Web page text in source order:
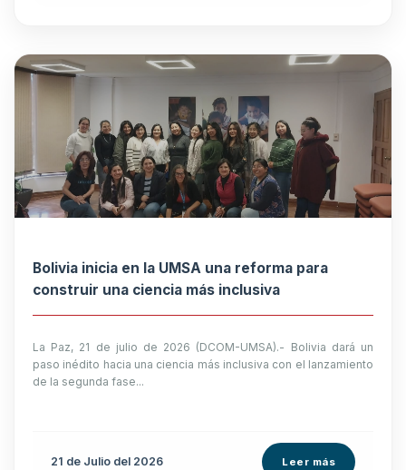
Bolivia inicia en la UMSA una reforma para
construir una ciencia más inclusiva
La Paz, 21 de julio de 2026 (DCOM-UMSA).- Bolivia dará un
paso inédito hacia una ciencia más inclusiva con el lanzamiento
de la segunda fase...
21 de Julio del 2026 Leer más